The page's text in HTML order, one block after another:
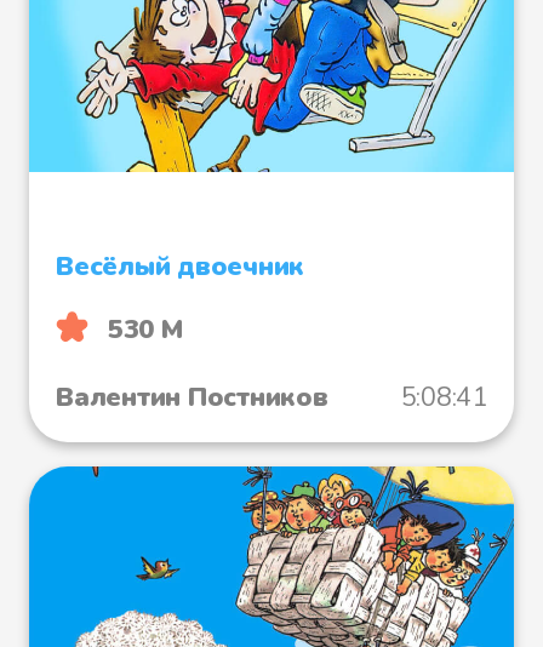
Весёлый двоечник
530 М
Валентин Постников
5:08:41